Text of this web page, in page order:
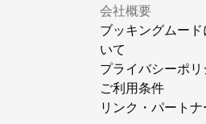
会社概要
ブッキングムード
いて
プライバシーポリ
ご利用条件
リンク・パートナ